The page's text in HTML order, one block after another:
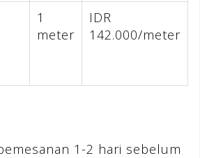
1
meter
IDR
142.000/meter
1-2 hari sebelum